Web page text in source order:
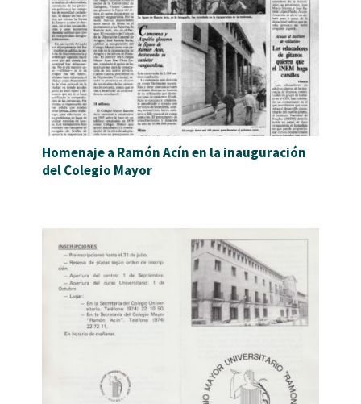
Homenaje a Ramón Acín en la inauguración
del Colegio Mayor